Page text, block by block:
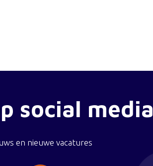
social media
en nieuwe vacatures